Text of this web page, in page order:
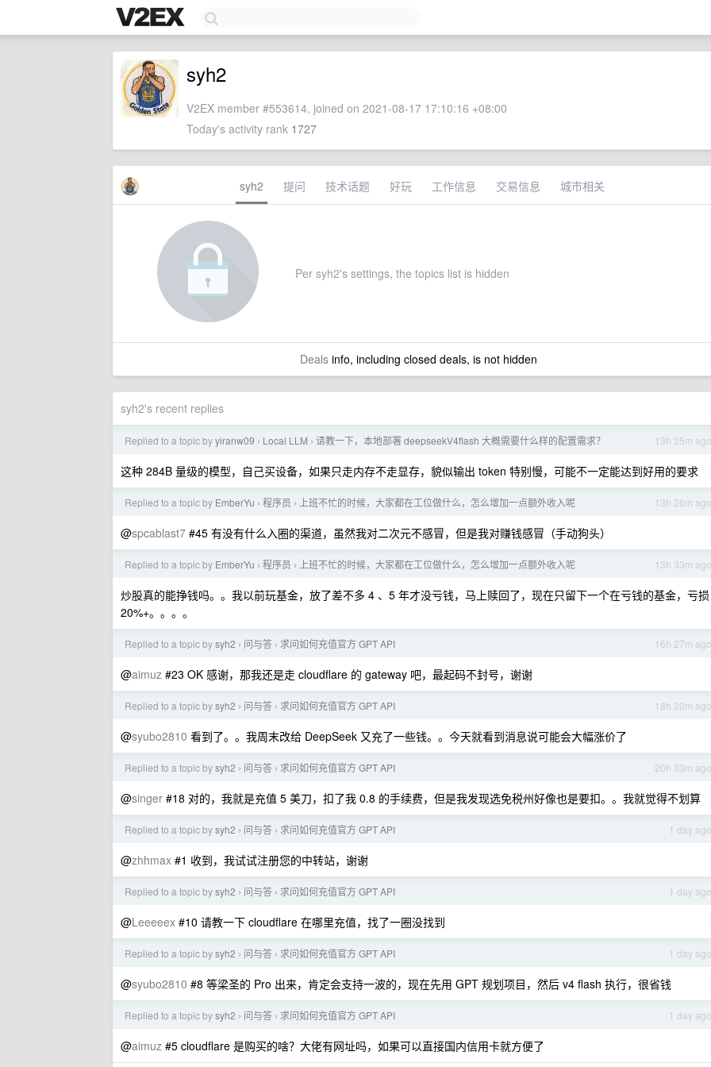
syh2
V2EX member #553614, joined on 2021-08-17 17:10:16 +08:00
Today's activity rank 1727
syh2 提问 技术话题 好玩 工作信息 交易信息 城市相关
Per syh2's settings, the topics list is hidden
Dealsinfo, including closed deals, is not hidden
syh2's recent replies
13h 25m ago
Replied to a topic byyiranw09 › Local LLM › 请教一下，本地部署 deepseekV4flash 大概需要什么样的配置需求？
这种 284B 量级的模型，自己买设备，如果只走内存不走显存，貌似输出 token 特别慢，可能不一定能达到好用的要求
13h 26m ago
Replied to a topic by EmberYu › 程序员 › 上班不忙的时候，大家都在工位做什么，怎么增加一点额外收入呢
@spcablast7 #45 有没有什么入圈的渠道，虽然我对二次元不感冒，但是我对赚钱感冒（手动狗头）
13h 33m ago
Replied to a topic by EmberYu › 程序员 › 上班不忙的时候，大家都在工位做什么，怎么增加一点额外收入呢
炒股真的能挣钱吗。。我以前玩基金，放了差不多 4 、5 年才没亏钱，马上赎回了，现在只留下一个在亏钱的基金，亏损
20%+。。。。
16h 27m ago
Replied to a topic bysyh2 › 问与答 › 求问如何充值官方 GPT API
@aimuz #23 OK 感谢，那我还是走 cloudflare 的 gateway 吧，最起码不封号，谢谢
18h 22m ago
Replied to a topic bysyh2 › 问与答 › 求问如何充值官方 GPT API
@syubo2810 看到了。。我周末改给 DeepSeek 又充了一些钱。。今天就看到消息说可能会大幅涨价了
20h 33m ago
Replied to a topic bysyh2 › 问与答 › 求问如何充值官方 GPT API
@singer #18 对的，我就是充值 5 美刀，扣了我 0.8 的手续费，但是我发现选免税州好像也是要扣。。我就觉得不划算
1 day ago
Replied to a topic bysyh2 › 问与答 › 求问如何充值官方 GPT API
@zhhmax #1 收到，我试试注册您的中转站，谢谢
1 day ago
Replied to a topic bysyh2 › 问与答 › 求问如何充值官方 GPT API
@Leeeeex #10 请教一下 cloudflare 在哪里充值，找了一圈没找到
1 day ago
Replied to a topic bysyh2 › 问与答 › 求问如何充值官方 GPT API
@syubo2810 #8 等梁圣的 Pro 出来，肯定会支持一波的，现在先用 GPT 规划项目，然后 v4 flash 执行，很省钱
1 day ago
Replied to a topic bysyh2 › 问与答 › 求问如何充值官方 GPT API
@aimuz #5 cloudflare 是购买的啥？大佬有网址吗，如果可以直接国内信用卡就方便了